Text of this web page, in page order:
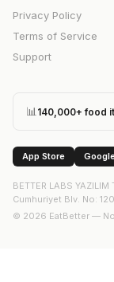
Privacy Policy
Terms of Service
Support
📊 140,000+ food
App Store
BETTER LABS YAZILIM
Cumhuriyet Blv. No:
© 2026 EatBetter —